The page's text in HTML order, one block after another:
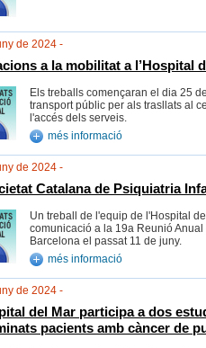
de 2024 -
a la mobilitat a l’Hospital
Els treballs començaran el dia 25
transport públic per als trasllats al
l'accés dels serveis.
més informació
de 2024 -
Catalana de Psiquiatria
Un treball de l'equip de l'Hospital
comunicació a la 19a Reunió
Barcelona el passat 11 de juny.
més informació
de 2024 -
del Mar participa a dos
pacients amb càncer de